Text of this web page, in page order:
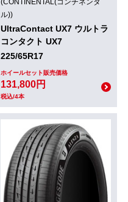
(CONTINENTAL(コンチネンタ
ル))
UltraContact UX7 ウルトラ
コンタクト UX7
225/65R17
ホイールセット販売価格
131,800円
税込/4本